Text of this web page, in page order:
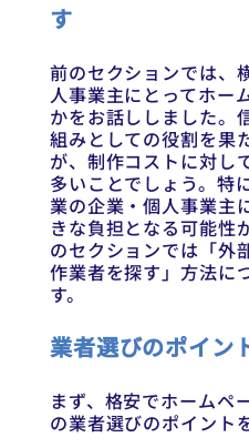
す
前のセクションでは、
人事業主にとってホー
かをお話ししました。
組みとしての役割を果
が、制作コストに対し
多いことでしょう。特
業の企業・個人事業主
きな負担となる可能性
のセクションでは「外
作業者を探す」方法に
す。
業者選びのポイン
まず、格安でホームペ
の業者選びのポイント